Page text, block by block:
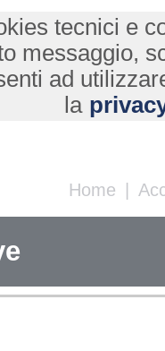
Home |
tecnici e
messaggio,
ad
la